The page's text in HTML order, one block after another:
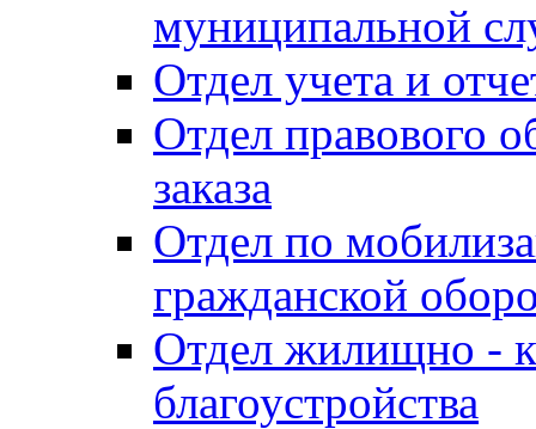
муниципальной
Отдел учета и
Отдел правового
заказа
Отдел по
гражданской
Отдел жилищно -
благоустройства